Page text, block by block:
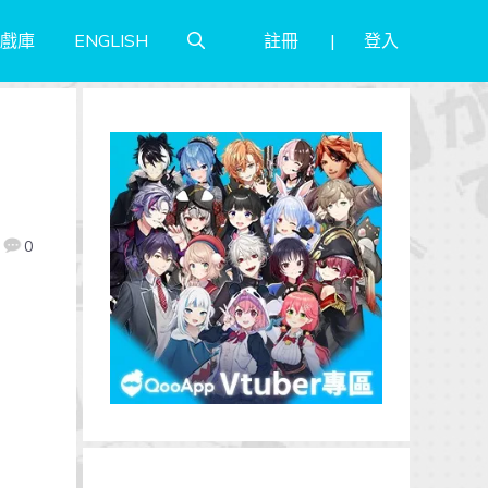
庫 ENGLISH 註冊 登入
0